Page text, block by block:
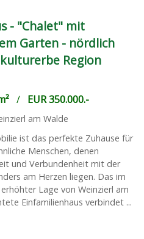
- "Chalet" mit
Garten - nördlich
Region
/ EUR 350.000.-
am Walde
ist das perfekte Zuhause für
Menschen, denen
und Verbundenheit mit der
am Herzen liegen. Das im
erhöhter Lage von Weinzierl am
Einfamilienhaus verbindet ...